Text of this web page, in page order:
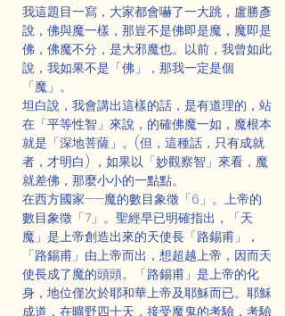
我這題目一寫，大家都會嚇了一大跳，盧勝彥
說，佛與魔一樣，那豈不是佛即是魔，魔即是
佛，佛魔不分，是大邪魔也。以前，我曾如此
說，我如果不是「佛」，那我一定是個
「魔」。
坦白說，我會講出這樣的話，是有道理的，站
在「平等性智」來說，的確佛魔一如，魔根本
就是「深地菩薩」。(但，這種話，只有成就
者，才明白) ，如果以「妙觀察智」來看，魔
就差佛，那麼小小的一點點。
在西方國家——魔的數目象徵「6」。上帝的
數目象徵「7」。聖經早已明確指出，「天
魔」是上帝創造出來的天使長「路錫甫」，
「路錫甫」由上帝而出，想超越上帝，因而天
使長成了魔的頭頭。「路錫甫」是上帝的化
身，地位僅次於耶和華上帝及耶穌而已。耶穌
成道，在曠野四十天，接受魔鬼的考驗，考驗